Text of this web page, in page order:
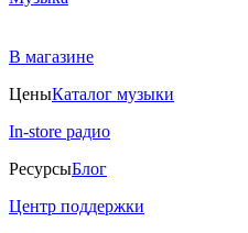
В магазине
ЦеныКаталог музыки
In-store радио
РесурсыБлог
Центр поддержки